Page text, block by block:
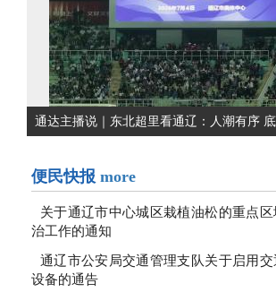
通达主播说｜东北超里看通辽：人潮有序
便民快报 more
关于通辽市中心城区栽植油松的重点
治工作的通知
通辽市公安局交通管理支队关于启用
设备的通告